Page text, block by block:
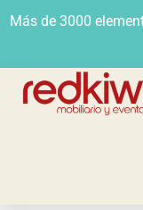
Más de 3000